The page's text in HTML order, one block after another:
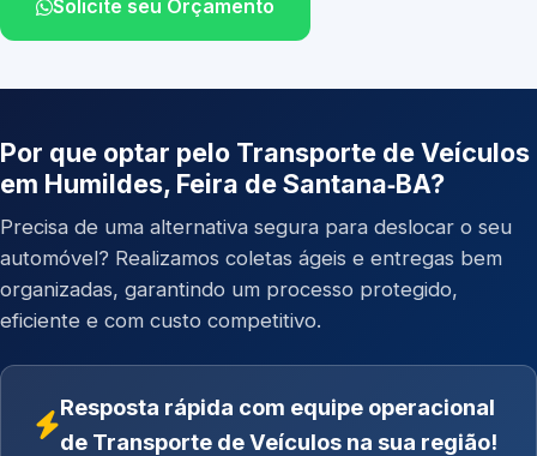
Solicite seu Orçamento
Por que optar pelo Transporte de Veículos
em Humildes, Feira de Santana‑BA?
Precisa de uma alternativa segura para deslocar o seu
automóvel? Realizamos coletas ágeis e entregas bem
organizadas, garantindo um processo protegido,
eficiente e com custo competitivo.
Resposta rápida com equipe operacional
de Transporte de Veículos na sua região!